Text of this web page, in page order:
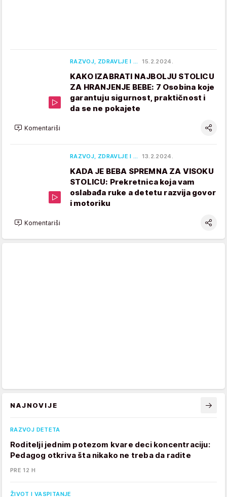
RAZVOJ, ZDRAVLJE I … 15.2.2024.
KAKO IZABRATI NAJBOLJU STOLICU
ZA HRANJENJE BEBE: 7 Osobina koje
garantuju sigurnost, praktičnost i
da se ne pokajete
Komentariši
RAZVOJ, ZDRAVLJE I … 13.2.2024.
KADA JE BEBA SPREMNA ZA VISOKU
STOLICU: Prekretnica koja vam
oslabađa ruke a detetu razvija govor
i motoriku
Komentariši
NAJNOVIJE
RAZVOJ DETETA
Roditelji jednim potezom kvare deci koncentraciju:
Pedagog otkriva šta nikako ne treba da radite
PRE 12 H
ŽIVOT I VASPITANJE